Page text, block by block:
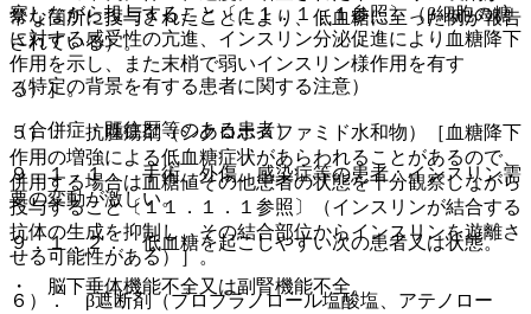
察しながら投与すること〔１１．１．１参照〕（β細胞の糖
に対する感受性の亢進、インスリン分泌促進により血糖降下
作用を示し、また末梢で弱いインスリン様作用を有す
る）］。
５）． 抗腫瘍剤（シクロホスファミド水和物）［血糖降下
作用の増強による低血糖症状があらわれることがあるので、
併用する場合は血糖値その他患者の状態を十分観察しながら
投与すること〔１１．１．１参照〕（インスリンが結合する
抗体の生成を抑制し、その結合部位からインスリンを遊離さ
せる可能性がある）］。
６）． β遮断剤（プロプラノロール塩酸塩、アテノロー
常な箇所に投与されたことにより、低血糖に至った例が報告
されている）。
（特定の背景を有する患者に関する注意）
（合併症・既往歴等のある患者）
９．１．１． 手術、外傷、感染症等の患者：インスリン需
要の変動が激しい。
９．１．２． 低血糖を起こしやすい次の患者又は状態。
・ 脳下垂体機能不全又は副腎機能不全。